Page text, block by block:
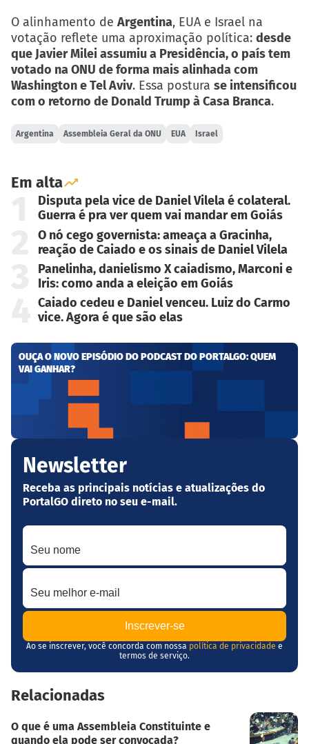
O alinhamento de Argentina, EUA e Israel na
votação reflete uma aproximação política: desde
que Javier Milei assumiu a Presidência, o país tem
votado na ONU de forma mais alinhada com
Washington e Tel Aviv. Essa postura se intensificou
com o retorno de Donald Trump à Casa Branca.
Argentina Assembleia Geral da ONU EUA Israel
Em alta
Disputa pela vice de Daniel Vilela é colateral.
Guerra é pra ver quem vai mandar em Goiás
O nó cego governista: ameaça a Gracinha,
reação de Caiado e os sinais de Daniel Vilela
Panelinha, danielismo X caiadismo, Marconi e
Iris: como anda a eleição em Goiás
Caiado cedeu e Daniel venceu. Luiz do Carmo
vice. Agora é que são elas
OUÇA O NOVO EPISÓDIO DO PODCAST DO PORTALGO: QUEM
VAI GANHAR?
Newsletter
Receba as principais notícias e atualizações do
PortalGO direto no seu e-mail.
Seu nome
Seu melhor e-mail
Ao se inscrever, você concorda com nossa política de privacidade e
termos de serviço.
Relacionadas
O que é uma Assembleia Constituinte e
quando ela pode ser convocada?